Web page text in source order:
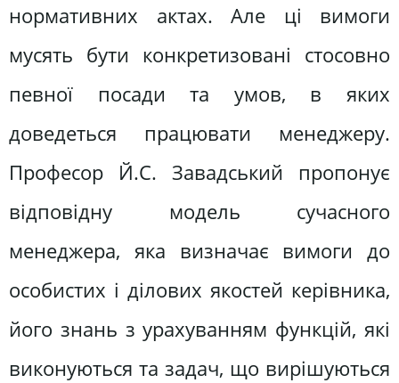
нормативних актах. Але ці вимоги
мусять бути конкретизовані стосовно
певної посади та умов, в яких
доведеться працювати менеджеру.
Професор Й.С. Завадський пропонує
відповідну модель сучасного
менеджера, яка визначає вимоги до
особистих і ділових якостей керівника,
його знань з урахуванням функцій, які
виконуються та задач, що вирішуються